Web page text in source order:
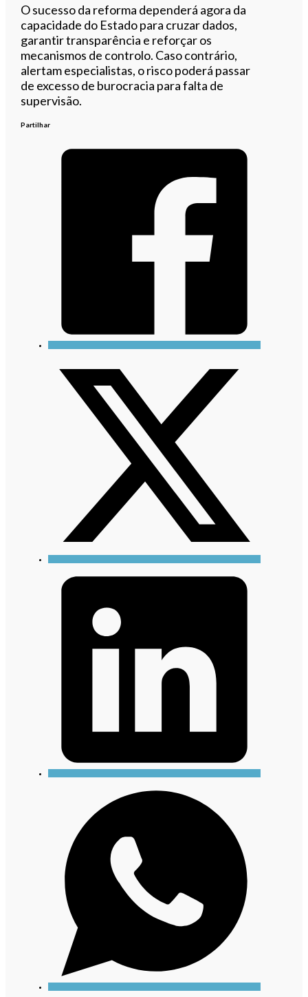
O sucesso da reforma dependerá agora da
capacidade do Estado para cruzar dados,
garantir transparência e reforçar os
mecanismos de controlo. Caso contrário,
alertam especialistas, o risco poderá passar
de excesso de burocracia para falta de
supervisão.
Partilhar